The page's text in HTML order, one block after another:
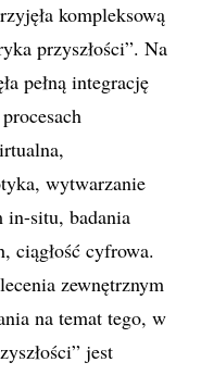
kompleksową
przyszłości”. Na
pełną integrację
wytwarzanie
in-situ, badania
ciągłość cyfrowa.
zewnętrznym
na temat tego, w
jest